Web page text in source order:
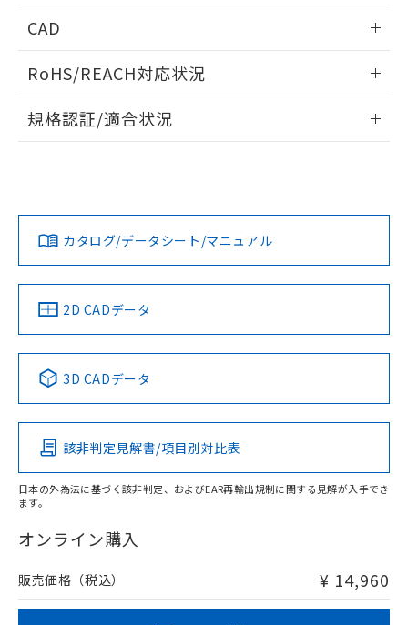
タイムチャート
A: 40mm以上、B: 20mm以上
周囲金属の影響
上、n: 20mm以上
検出物体の大きさと材質による影響
検出領域
CAD
ドすることができます。
ログイン/会員登録
ダウンロードデータをご利用いただく前に、以下を必ずお読
みください。
ソフトウェアの使用条件
RoHS/REACH対応状況
EU RoHS 注意事項・凡例
対応済み
中国 RoHS 注意事項・凡例
Pb Hg Cd Cr(VI)
O
在庫等で未対応品が混在する可能性があります。
問い合わせください。
規格認証/適合状況
LR型式承認
（イギリス
船舶規格）
DNV型式承認
（ノルウェー
BV型式承認
（フランス
KR型式
（韓国
No No No No
この製品の規格認証/適合状況ページへ
その他の認証はこちらのページからご検索ください
カタログ/データシート/マニュアル
2D CADデータ
3D CADデータ
該非判定見解書/項目別対比表
日本の外為法に基づく該非判定、およびEAR再輸出規制に関する見解が入手でき
ます。
オンライン購入
販売価格（税込） ¥ 14,960